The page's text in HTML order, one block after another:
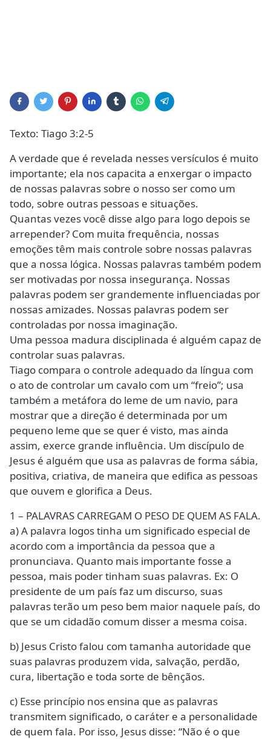
Texto: Tiago 3:2-5
A verdade que é revelada nesses versículos é muito
importante; ela nos capacita a enxergar o impacto
de nossas palavras sobre o nosso ser como um
todo, sobre outras pessoas e situações.
Quantas vezes você disse algo para logo depois se
arrepender? Com muita frequência, nossas
emoções têm mais controle sobre nossas palavras
que a nossa lógica. Nossas palavras também podem
ser motivadas por nossa insegurança. Nossas
palavras podem ser grandemente influenciadas por
nossas amizades. Nossas palavras podem ser
controladas por nossa imaginação.
Uma pessoa madura disciplinada é alguém capaz de
controlar suas palavras.
Tiago compara o controle adequado da língua com
o ato de controlar um cavalo com um “freio”; usa
também a metáfora do leme de um navio, para
mostrar que a direção é determinada por um
pequeno leme que se quer é visto, mas ainda
assim, exerce grande influência. Um discípulo de
Jesus é alguém que usa as palavras de forma sábia,
positiva, criativa, de maneira que edifica as pessoas
que ouvem e glorifica a Deus.
1 – PALAVRAS CARREGAM O PESO DE QUEM AS FALA.
a) A palavra logos tinha um significado especial de
acordo com a importância da pessoa que a
pronunciava. Quanto mais importante fosse a
pessoa, mais poder tinham suas palavras. Ex: O
presidente de um país faz um discurso, suas
palavras terão um peso bem maior naquele país, do
que se um cidadão comum disser a mesma coisa.
b) Jesus Cristo falou com tamanha autoridade que
suas palavras produzem vida, salvação, perdão,
cura, libertação e toda sorte de bênçãos.
c) Esse princípio nos ensina que as palavras
transmitem significado, o caráter e a personalidade
de quem fala. Por isso, Jesus disse: “Não é o que